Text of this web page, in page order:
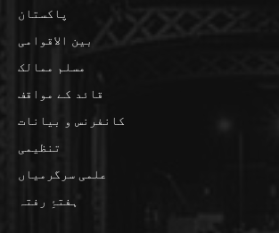
پاکستان
بین الاقوامی
مسلم ممالک
قائد کے مواقف
کانفرنس و بیانات
تنظیمی
علمی سرگرمیاں
ہفتۂِ رفتہ